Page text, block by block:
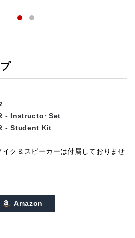
- Instructor Set
- Student Kit
ク＆スピーカーは付属しておりませ
Amazon